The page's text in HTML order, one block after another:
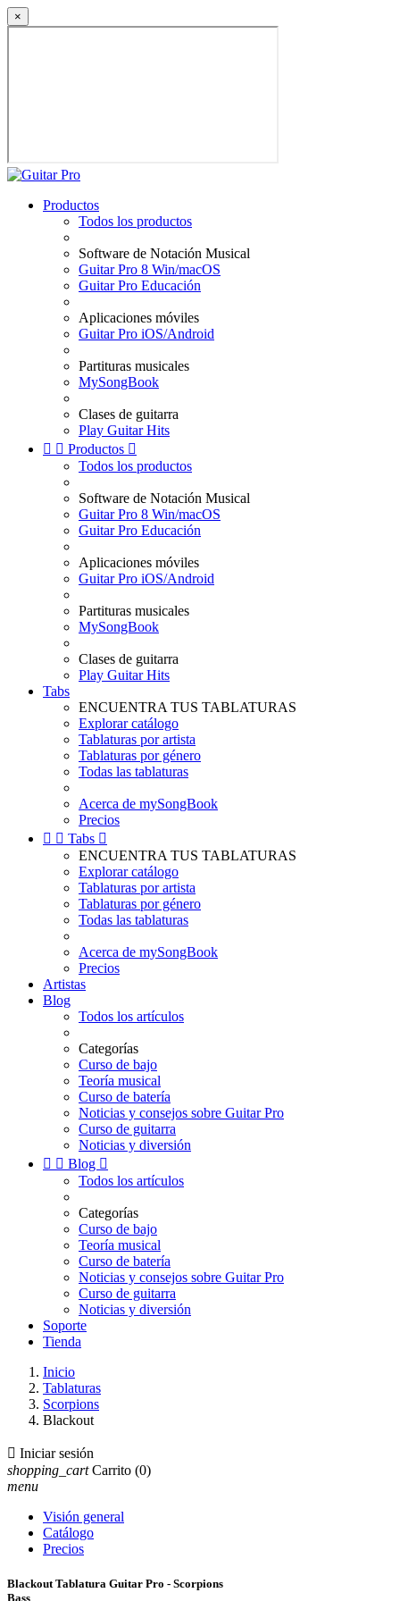
×
Productos
Todos los productos
Software de Notación Musical
Guitar Pro 8 Win/macOS
Guitar Pro Educación
Aplicaciones móviles
Guitar Pro iOS/Android
Partituras musicales
MySongBook
Clases de guitarra
Play Guitar Hits
  Productos 
Todos los productos
Software de Notación Musical
Guitar Pro 8 Win/macOS
Guitar Pro Educación
Aplicaciones móviles
Guitar Pro iOS/Android
Partituras musicales
MySongBook
Clases de guitarra
Play Guitar Hits
Tabs
ENCUENTRA TUS TABLATURAS
Explorar catálogo
Tablaturas por artista
Tablaturas por género
Todas las tablaturas
Acerca de mySongBook
Precios
  Tabs 
ENCUENTRA TUS TABLATURAS
Explorar catálogo
Tablaturas por artista
Tablaturas por género
Todas las tablaturas
Acerca de mySongBook
Precios
Artistas
Blog
Todos los artículos
Categorías
Curso de bajo
Teoría musical
Curso de batería
Noticias y consejos sobre Guitar Pro
Curso de guitarra
Noticias y diversión
  Blog 
Todos los artículos
Categorías
Curso de bajo
Teoría musical
Curso de batería
Noticias y consejos sobre Guitar Pro
Curso de guitarra
Noticias y diversión
Soporte
Tienda
Inicio
Tablaturas
Scorpions
Blackout
 Iniciar sesión
shopping_cart Carrito (0)
menu
Visión general
Catálogo
Precios
Blackout Tablatura Guitar Pro - Scorpions
Bass